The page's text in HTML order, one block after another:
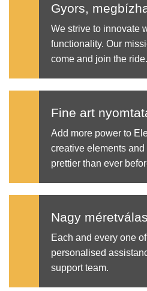
Gyors,
We strive to innovate
functionality. Our
come and join the ride.
Fine art
Add more power to
creative elements
prettier than ever
Nagy
Each and every one
personalised
support team.